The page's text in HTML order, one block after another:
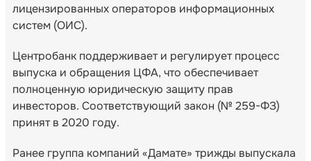
лицензированных операторов информационных
систем (ОИС).
Центробанк поддерживает и регулирует процесс
выпуска и обращения ЦФА, что обеспечивает
полноценную юридическую защиту прав
инвесторов. Соответствующий закон (№ 259-ФЗ)
принят в 2020 году.
Ранее группа компаний «Дамате» трижды выпускала